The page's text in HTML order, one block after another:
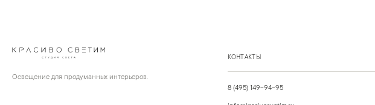
Освещение для продуманных интерьеров.
КОНТАКТЫ
8 (495) 149-94-95